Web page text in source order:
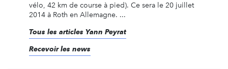
vélo, 42 km de course à pied). Ce sera le 20 juillet
2014 à Roth en Allemagne. ...
Tous les articles Yann Peyrat
Recevoir les news